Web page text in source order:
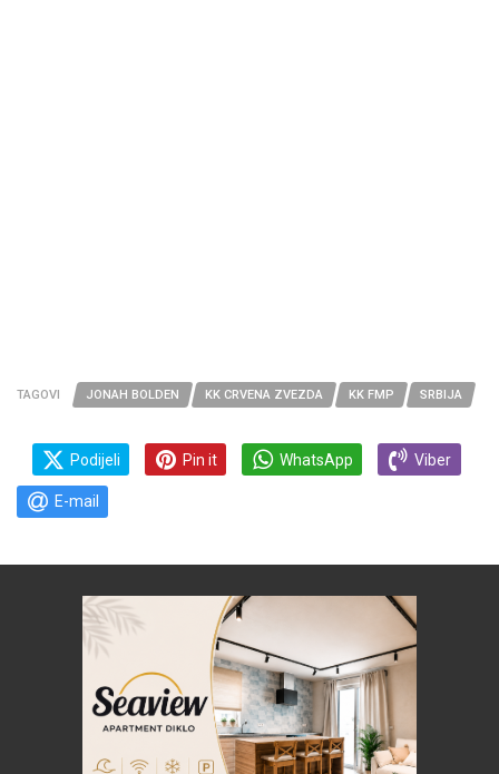
TAGOVI JONAH BOLDEN KK CRVENA ZVEZDA KK FMP SRBIJA
Podijeli Pin it WhatsApp Viber
E-mail